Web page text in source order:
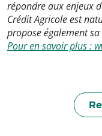
répondre aux enjeux
Crédit Agricole est
propose également
Pour en savoir plus :